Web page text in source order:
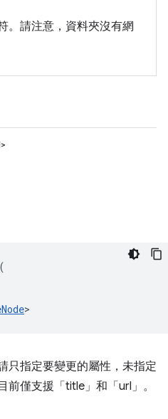
。請注意，資料夾沒有網
(
>
只指定要變更的屬性，未指定
目前僅支援「title」和「url」。